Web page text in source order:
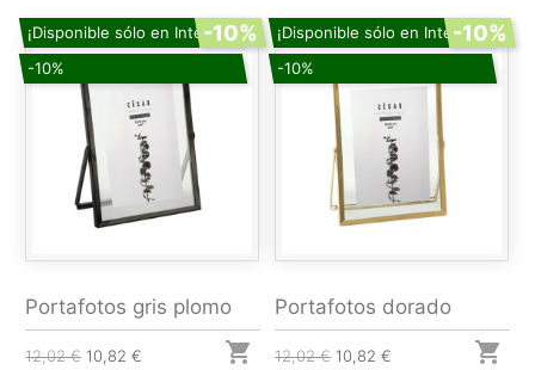
¡Disponible sólo en Internet!
-10%
-10%
Portafotos gris plomo
12,02 € 10,82 € 
¡Disponible sólo en Internet!
-10%
-10%
Portafotos dorado
12,02 € 10,82 € 